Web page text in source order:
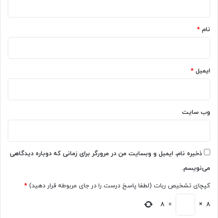
ا
ن
د
ب
د
خ
چ
غ
ا
و
ه
ت
غ
ی
ر
م
ک
د
ف
ر
ت
ا
،
نام *
ایمیل *
وب‌ سایت
ذخیره نام، ایمیل و وبسایت من در مرورگر برای زمانی که دوباره دیدگاهی
می‌نویسم.
کپچای تشخیص ربات (لطفا پاسخ درست را در جای مربوطه قرار دهید) *
8
×
=
8